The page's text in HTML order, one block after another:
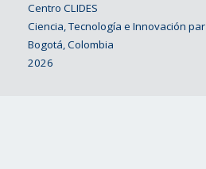
Centro CLIDES
Ciencia, Tecnología e Innovación
Bogotá, Colombia
2026